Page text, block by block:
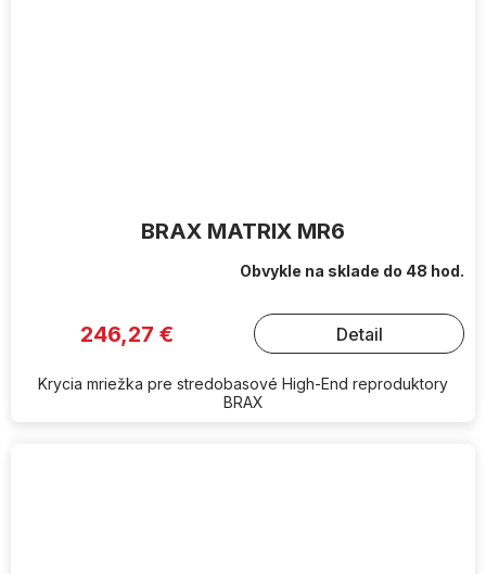
BRAX MATRIX MR6
Obvykle na sklade do 48 hod.
246,27 € Detail
Krycia mriežka pre stredobasové High-End reproduktory
BRAX